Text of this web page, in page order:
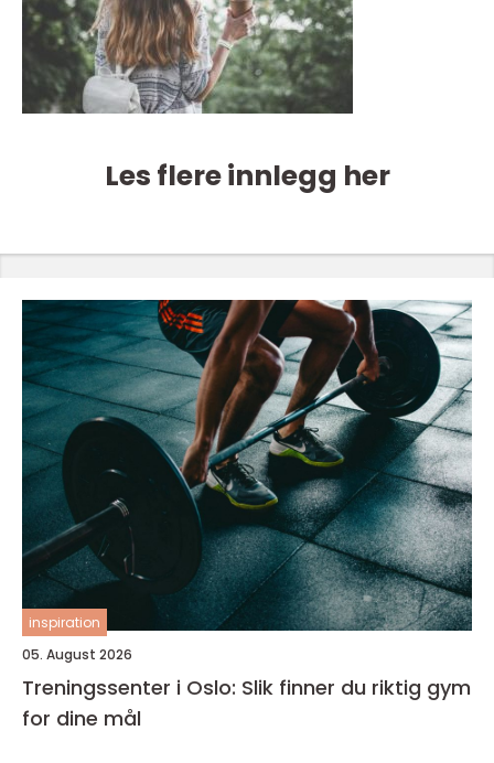
Les flere innlegg her
inspiration
05. August 2026
Treningssenter i Oslo: Slik finner du riktig gym
for dine mål